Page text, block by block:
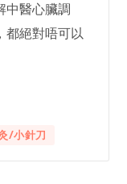
中醫心臟調
都絕對唔可以
/小針刀